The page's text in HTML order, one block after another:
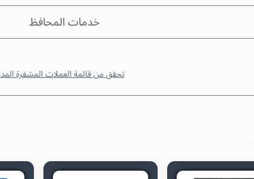
خدمات المحافظ
تحقق من قائمة العملات المشفرة